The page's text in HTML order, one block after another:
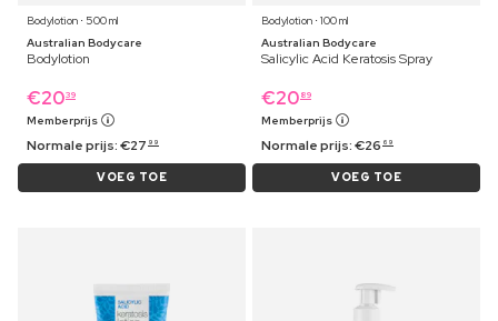
Bodylotion ⋅ 500 ml
Australian Bodycare
Bodylotion
€2039
Memberprijs
Normale prijs:€27 99
VOEG TOE
Bodylotion ⋅ 100 ml
Australian Bodycare
Salicylic Acid Keratosis Spray
€20 89
Memberprijs
Normale prijs:€26 69
VOEG TOE